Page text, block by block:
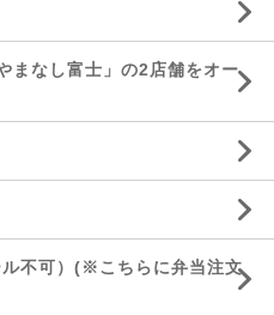
まなし富士」の2店舗をオー
不可）(※こちらに弁当注文